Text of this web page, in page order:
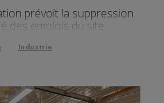
prévoit la suppression
des emplois du site.
Industrie